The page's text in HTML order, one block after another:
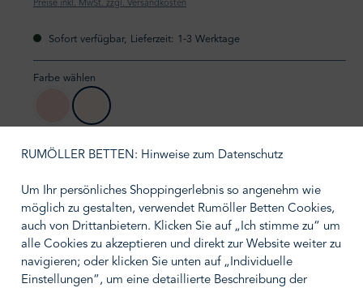
Preise inkl. MwSt. zzgl. Versandkosten
Sofort verfügbar, Lieferzeit: 1-3 Werktage
Farbe wählen
130 puder146 muschel
Größe wählenauswählen
IN DEN WARENKORB
RUMÖLLER BETTEN: Hinweise zum Datenschutz
Um Ihr persönliches Shoppingerlebnis so angenehm wie
möglich zu gestalten, verwendet Rumöller Betten Cookies,
auch von Drittanbietern. Klicken Sie auf „Ich stimme zu“ um
alle Cookies zu akzeptieren und direkt zur Website weiter zu
navigieren; oder klicken Sie unten auf „Individuelle
Einstellungen“, um eine detaillierte Beschreibung der